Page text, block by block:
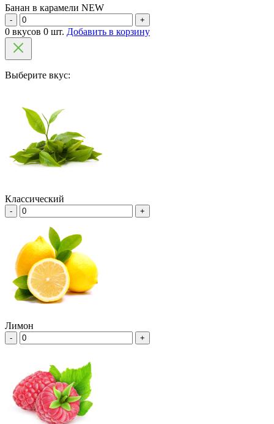
Банан в карамели NEW
- +
0 вкусов 0 шт. Добавить в корзину
Выберите вкус:
Классический
- +
Лимон
- +